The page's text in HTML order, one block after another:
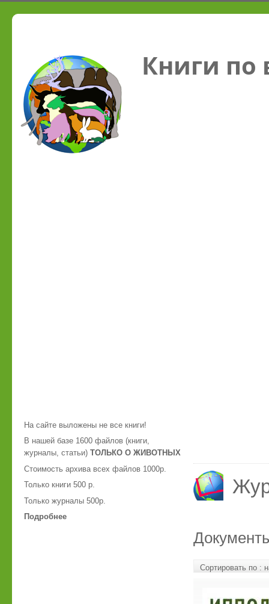
Книги
На сайте выложены не все книги!
В нашей базе 1600 файлов (книги,
журналы, статьи) ТОЛЬКО О ЖИВОТНЫХ
Стоимость архива всех файлов 1000р.
Только книги 500 р.
Только журналы 500р.
Подробнее
Сортировать по :